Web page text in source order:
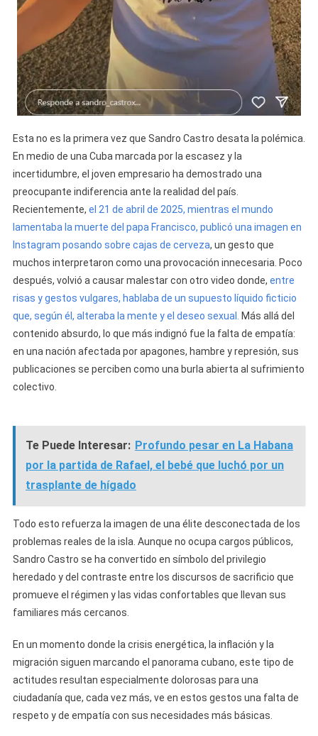
Esta no es la primera vez que Sandro Castro desata la polémica.
En medio de una Cuba marcada por la escasez y la
incertidumbre, el joven empresario ha demostrado una
preocupante indiferencia ante la realidad del país.
Recientemente, el 21 de abril de 2025, mientras el mundo
lamentaba la muerte del papa Francisco, publicó una imagen en
Instagram posando sobre cajas de cerveza, un gesto que
muchos interpretaron como una provocación innecesaria. Poco
después, volvió a causar malestar con otro video donde, entre
risas y gestos vulgares, hablaba de un supuesto líquido ficticio
que, según él, alteraba la mente y el deseo sexual. Más allá del
contenido absurdo, lo que más indignó fue la falta de empatía:
en una nación afectada por apagones, hambre y represión, sus
publicaciones se perciben como una burla abierta al sufrimiento
colectivo.
Te Puede Interesar: Profundo pesar en La Habana
por la partida de Rafael, el bebé que luchó por un
trasplante de hígado
Todo esto refuerza la imagen de una élite desconectada de los
problemas reales de la isla. Aunque no ocupa cargos públicos,
Sandro Castro se ha convertido en símbolo del privilegio
heredado y del contraste entre los discursos de sacrificio que
promueve el régimen y las vidas confortables que llevan sus
familiares más cercanos.
En un momento donde la crisis energética, la inflación y la
migración siguen marcando el panorama cubano, este tipo de
actitudes resultan especialmente dolorosas para una
ciudadanía que, cada vez más, ve en estos gestos una falta de
respeto y de empatía con sus necesidades más básicas.